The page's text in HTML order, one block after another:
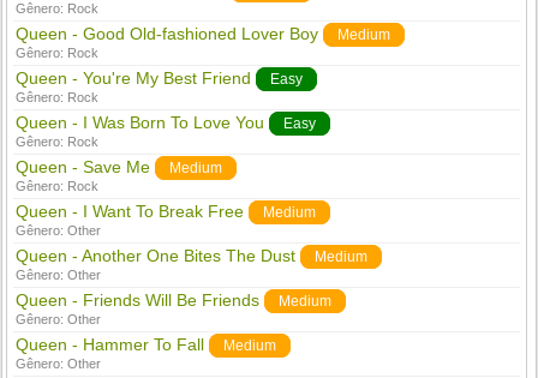
Gênero: Rock
Queen - Good Old-fashioned Lover Boy Medium
Gênero: Rock
Queen - You're My Best Friend Easy
Gênero: Rock
Queen - I Was Born To Love You Easy
Gênero: Rock
Queen - Save Me Medium
Gênero: Rock
Queen - I Want To Break Free Medium
Gênero:Other
Queen - Another One Bites The Dust Medium
Gênero:Other
Queen - Friends Will Be Friends Medium
Gênero:Other
Queen - Hammer To Fall Medium
Gênero:Other